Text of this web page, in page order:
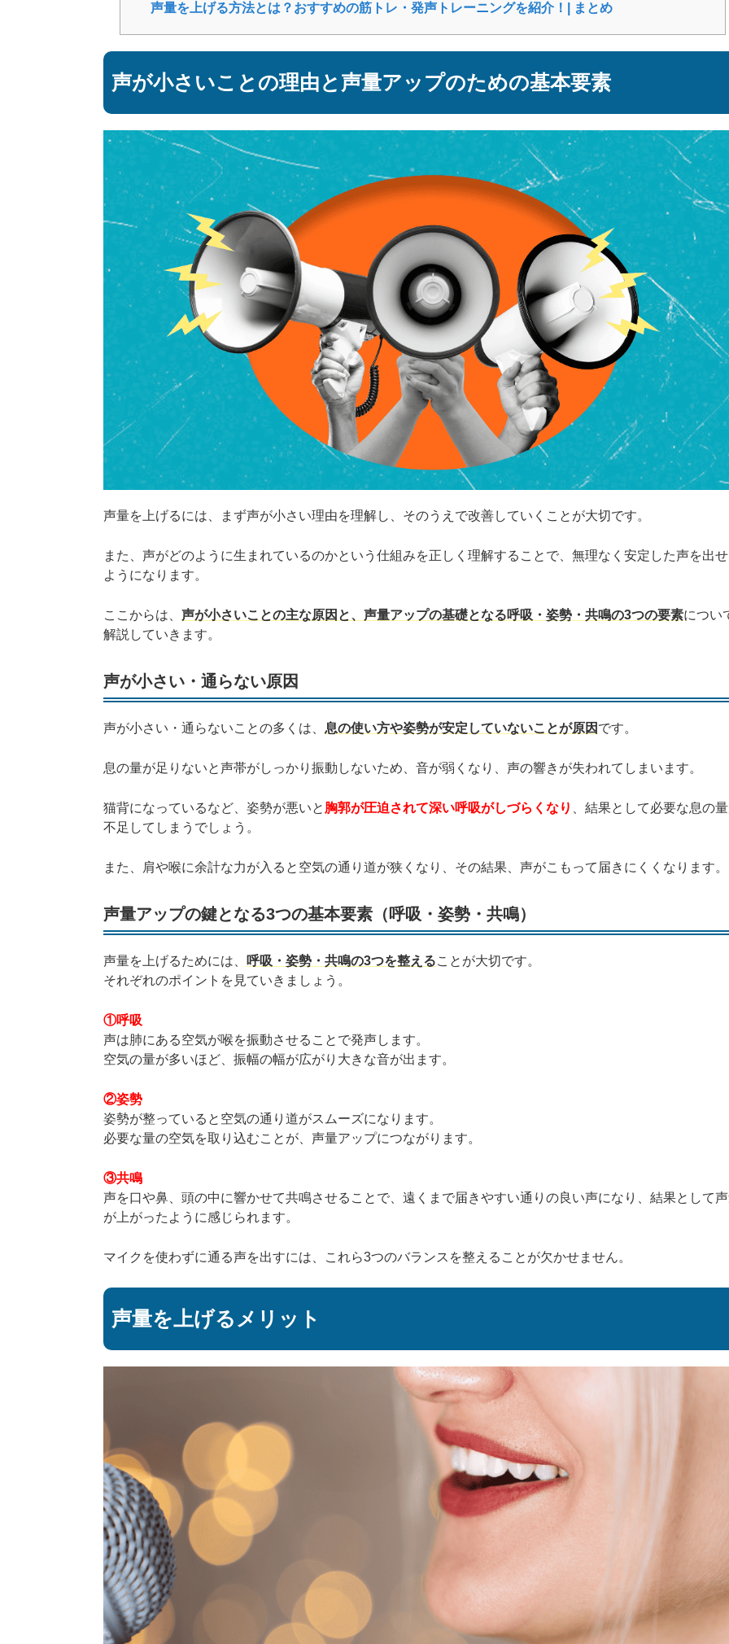
声量を上げる方法とは？おすすめの筋トレ・発声トレーニングを紹介！| まとめ
声が小さいことの理由と声量アップのための基本要素
声量を上げるには、まず声が小さい理由を理解し、そのうえで改善していくことが大切です。
また、声がどのように生まれているのかという仕組みを正しく理解することで、無理なく安定した声を出
ようになります。
ここからは、 声が小さいことの主な原因と、声量アップの基礎となる呼吸・姿勢・共鳴の3つの要素につい
解説していきます。
声が小さい・通らない原因
声が小さい・通らないことの多くは、 息の使い方や姿勢が安定していないことが原因 です。
息の量が足りないと声帯がしっかり振動しないため、音が弱くなり、声の響きが失われてしまいます。
猫背になっているなど、姿勢が悪いと 胸郭が圧迫されて深い呼吸がしづらくなり
、結果として必要な息の
不足してしまうでしょう。
また、肩や喉に余計な力が入ると空気の通り道が狭くなり、その結果、声がこもって届きにくくなります。
声量アップの鍵となる3つの基本要素（呼吸・姿勢・共鳴）
声量を上げるためには、 呼吸・姿勢・共鳴の3つを整えることが大切です。
それぞれのポイントを見ていきましょう。
①呼吸
声は肺にある空気が喉を振動させることで発声します。
空気の量が多いほど、振幅の幅が広がり大きな音が出ます。
②姿勢
姿勢が整っていると空気の通り道がスムーズになります。
必要な量の空気を取り込むことが、声量アップにつながります。
③共鳴
声を口や鼻、頭の中に響かせて共鳴させることで、遠くまで届きやすい通りの良い声になり、結果として
が上がったように感じられます。
マイクを使わずに通る声を出すには、これら3つのバランスを整えることが欠かせません。
声量を上げるメリット